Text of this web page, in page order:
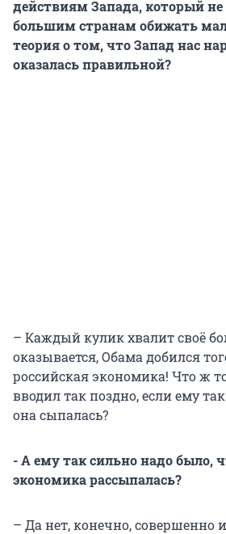
действиям Запада, который не
большим странам обижать
теория о том, что Запад нас
оказалась правильной?
– Каждый кулик хвалит своё
оказывается, Обама добился
российская экономика! Что ж
вводил так поздно, если ему
она сыпалась?
- А ему так сильно надо было,
экономика рассыпалась?
– Да нет, конечно, совершенно